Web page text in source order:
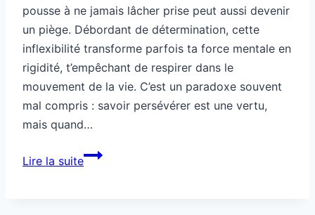
pousse à ne jamais lâcher prise peut aussi devenir
un piège. Débordant de détermination, cette
inflexibilité transforme parfois ta force mentale en
rigidité, t’empêchant de respirer dans le
mouvement de la vie. C’est un paradoxe souvent
mal compris : savoir persévérer est une vertu,
mais quand…
Lire la suiteCette